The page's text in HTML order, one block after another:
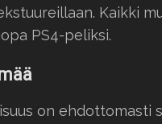
Kaikki
PS4-peliksi.
on ehdottomasti